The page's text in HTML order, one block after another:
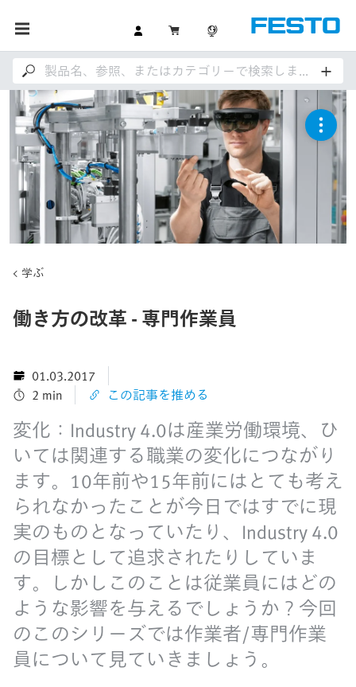
学ぶ
働き方の改革 - 専門作業員
01.03.2017
2 min
この記事を推める
変化：Industry 4.0は産業労働環境、ひ
いては関連する職業の変化につながり
ます。10年前や15年前にはとても考え
られなかったことが今日ではすでに現
実のものとなっていたり、Industry 4.0
の目標として追求されたりしていま
す。しかしこのことは従業員にはどの
ような影響を与えるでしょうか？今回
のこのシリーズでは作業者/専門作業
員について見ていきましょう。